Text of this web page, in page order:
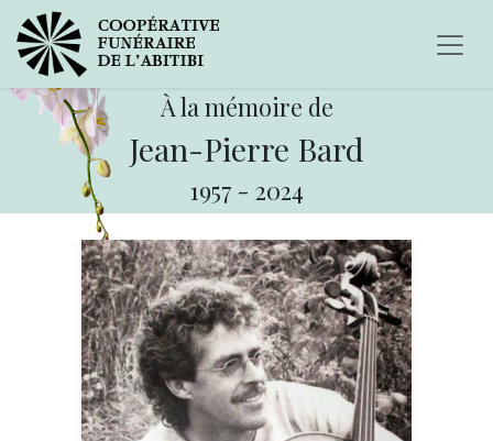
À la mémoire de
Jean-Pierre Bard
1957 - 2024